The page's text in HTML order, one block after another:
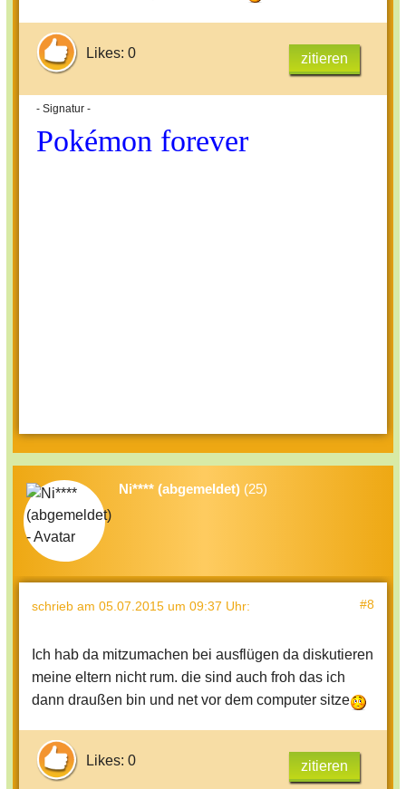
Likes: 0 zitieren
- Signatur -
Pokémon forever
Ni**** (abgemeldet) (25)
schrieb am 05.07.2015 um 09:37 Uhr: #8
Ich hab da mitzumachen bei ausflügen da diskutieren
meine eltern nicht rum. die sind auch froh das ich
dann draußen bin und net vor dem computer sitze
Likes: 0 zitieren